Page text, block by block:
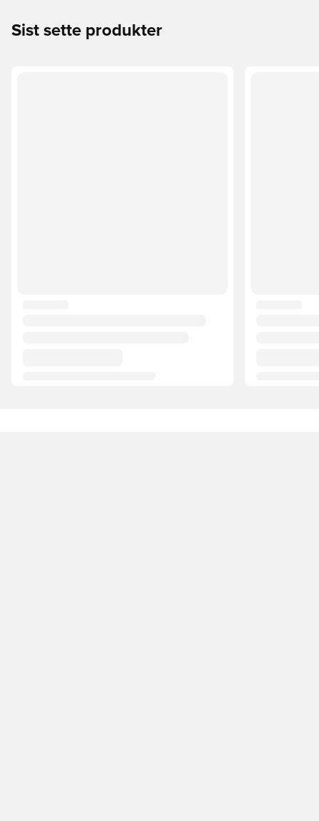
Sist sette produkter